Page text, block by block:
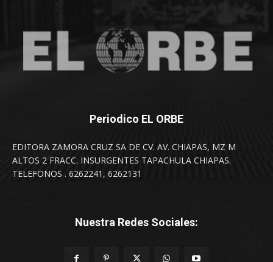
Periodico EL ORBE
EDITORA ZAMORA CRUZ SA DE CV. AV. CHIAPAS, MZ M
ALTOS 2 FRACC. INSURGENTES TAPACHULA CHIAPAS.
TELEFONOS . 6262241, 6262131
Nuestra Redes Sociales: